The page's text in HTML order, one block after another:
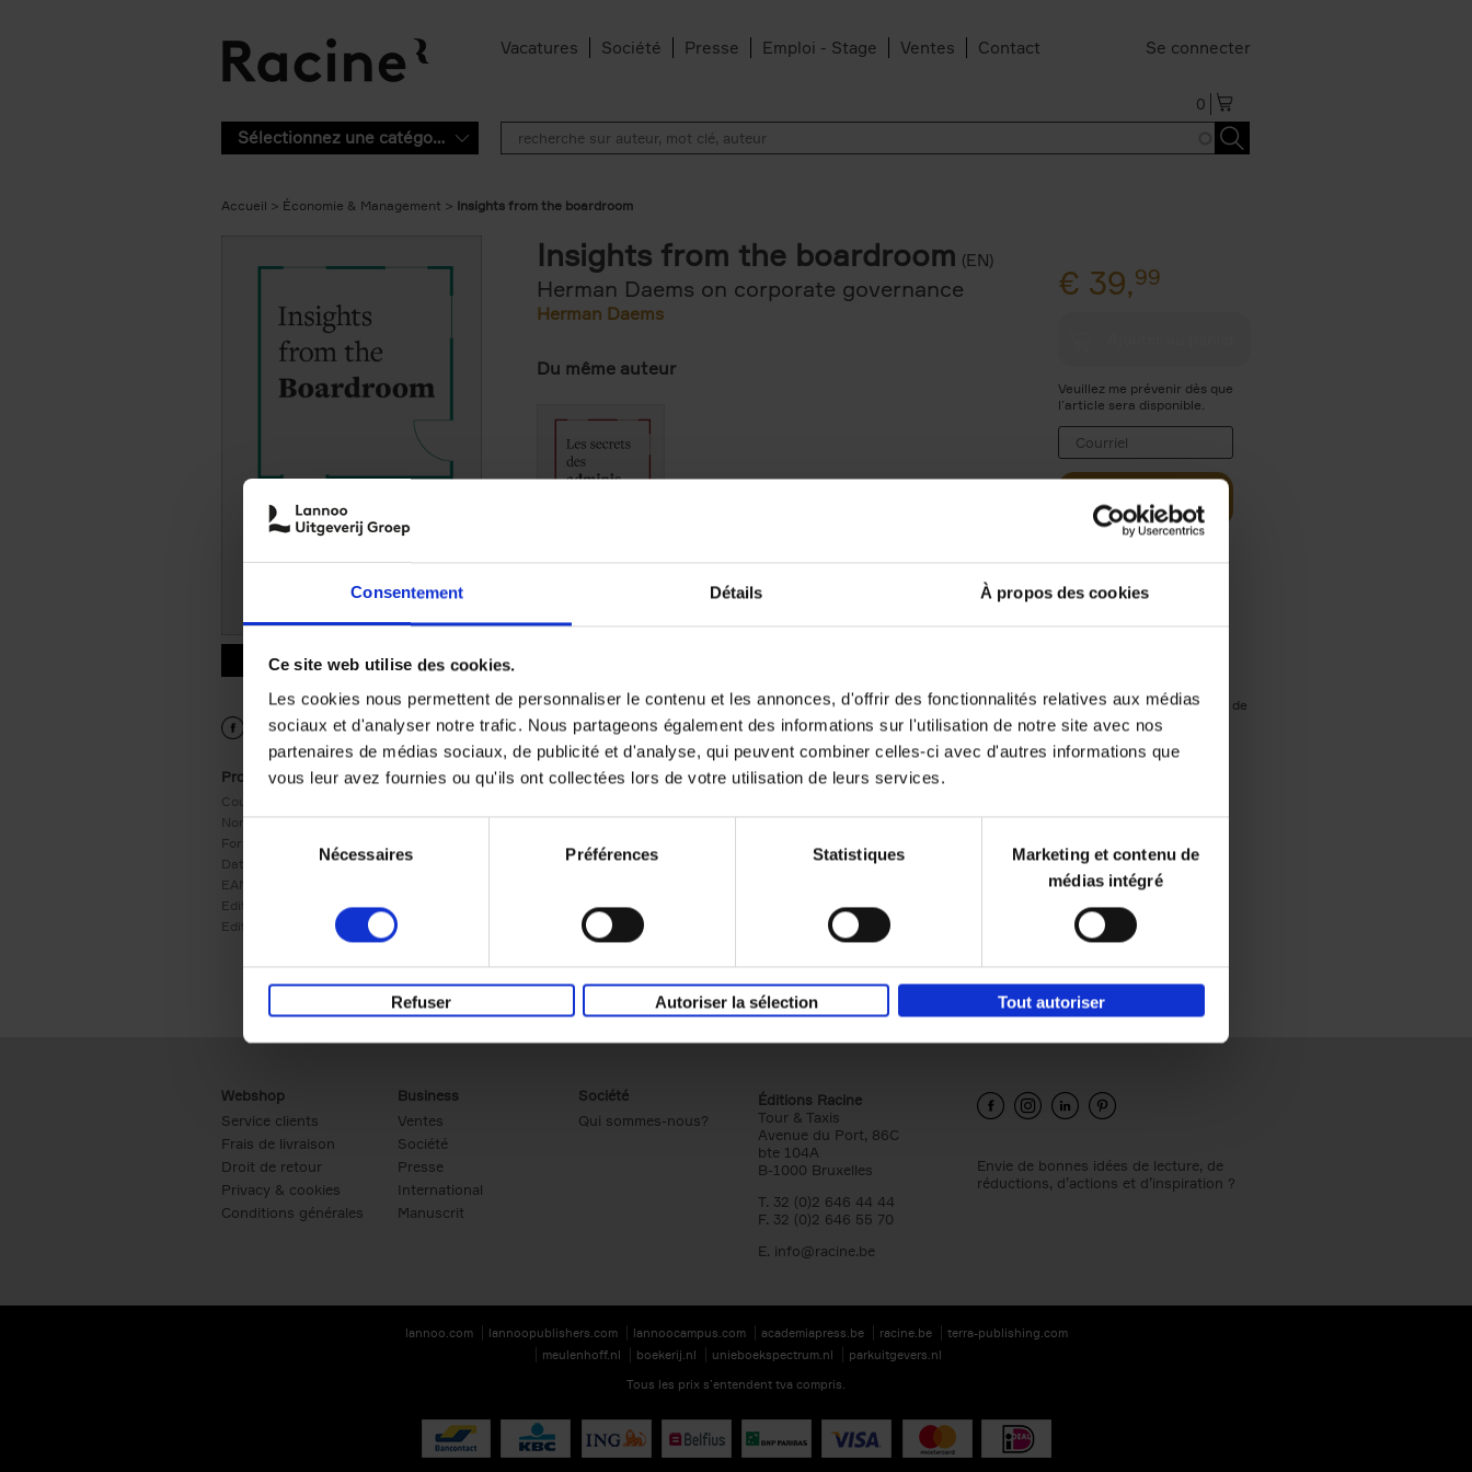
Consentement Détails À propos des cookies
Ce site web utilise des cookies.
Les cookies nous permettent de personnaliser le contenu et les annonces, d'offrir des fonctionnalités relatives aux médias
sociaux et d'analyser notre trafic. Nous partageons également des informations sur l'utilisation de notre site avec nos
partenaires de médias sociaux, de publicité et d'analyse, qui peuvent combiner celles-ci avec d'autres informations que
vous leur avez fournies ou qu'ils ont collectées lors de votre utilisation de leurs services.
Nécessaires Préférences Statistiques
Marketing et contenu de
médias intégré
Refuser Autoriser la sélection Tout autoriser
Vacatures Société Presse Emploi - Stage Ventes Contact Se connecter
0
Sélectionnez une catégorie
Accueil Économie & Management Insights from the boardroom
9789401463829.PDF
9789401463829.PDF
Product details
Couverture:
Nombre de pages: 240
Format:
Date de parution: 06/02/2020
EAN:
Editeur:
LannooCampus
Edition:
Insights from the boardroom (EN)
Herman Daems on corporate governance
Herman Daems
Du même auteur
Les secrets des
€ 39,99
Veuillez me prévenir dès que
l’article sera disponible.
3,99 (Benelux)
Livraison en 1 à 2 jours
Disponibilité :
Temporairement en rupture de
stock
Librairie
Webshop
Service clients
Frais de livraison
Droit de retour
Privacy & cookies
Conditions générales
Business
Ventes
Société
Presse
International
Manuscrit
Société
Qui sommes-nous?
Éditions Racine
Tour & Taxis
Avenue du Port, 86C
bte 104A
B-1000 Bruxelles
T. 32 (0)2 646 44 44
F. 32 (0)2 646 55 70
E. info@racine.be
Envie de bonnes idées de lecture, de
réductions, d’actions et d’inspiration ?
lannoo.com lannoopublishers.com lannoocampus.com academiapress.be racine.be
terra-publishing.com
meulenhoff.nl
boekerij.nl unieboekspectrum.nl
parkuitgevers.nl
Tous les prix s’entendent tva compris.